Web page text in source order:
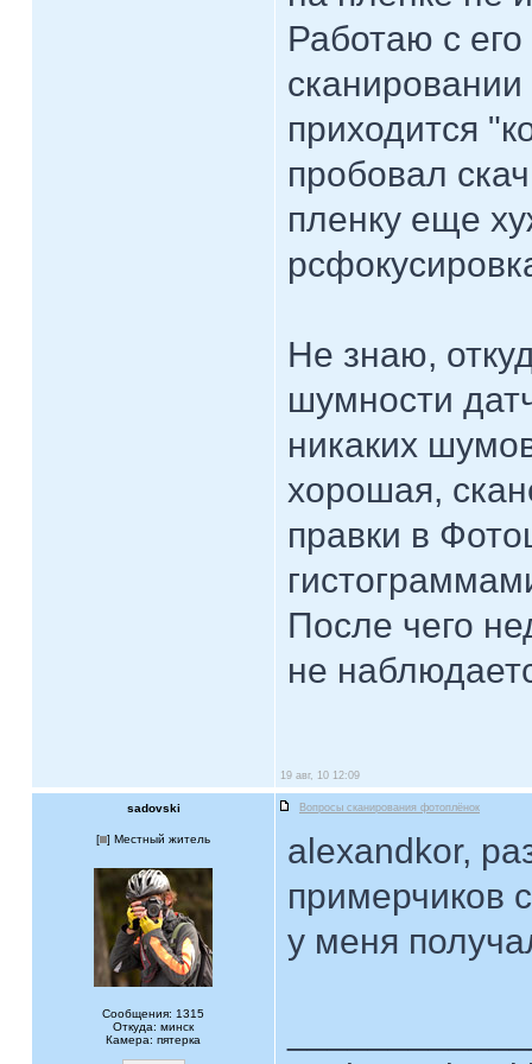
Работаю с
сканировании
приходится
пробовал
пленку еще
Не знаю,
шумности
никаких
хорошая,
правки в
После чего
не
19 авг, 10 12:09
sadovski Вопросы сканирования фотоплёнок
[ ] Местный житель
Сообщения: 1315
Откуда: минск
Камера: пятерка
alexandkor,
примерчиков
у меня